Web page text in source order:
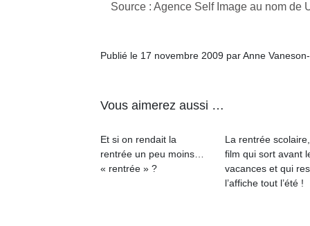
Source : Agence Self Image au nom de
Publié le 17 novembre 2009 par Anne
Vous aimerez aussi …
Et si on rendait la
rentrée un peu moins…
« rentrée » ?
La rentrée
film qui sort avant
vacances et qui
l’affiche tout l’été !